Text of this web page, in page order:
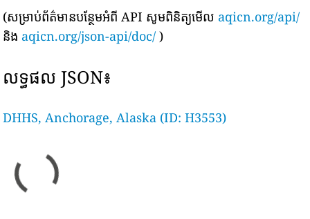
(សម្រាប់ព័ត៌មានបន្ថែមអំពី API សូមពិនិត្យមើល aqicn.org/api/
និង aqicn.org/json-api/doc/ )
លទ្ធផល JSON៖
DHHS, Anchorage, Alaska (ID: H3553)